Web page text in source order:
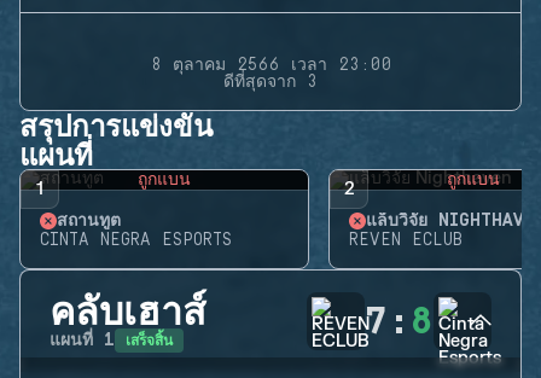
8 ตุลาคม 2566 เวลา 23:00
ดีที่สุดจาก 3
สรุปการแข่งขัน
แผนที่
1 ถูกแบน
สถานทูต
CINTA NEGRA ESPORTS
2 ถูกแบน
แล็บวิจัย
REVEN ECLUB
คลับเฮาส์
แผนที่ 1 เสร็จสิ้น 7 : 8